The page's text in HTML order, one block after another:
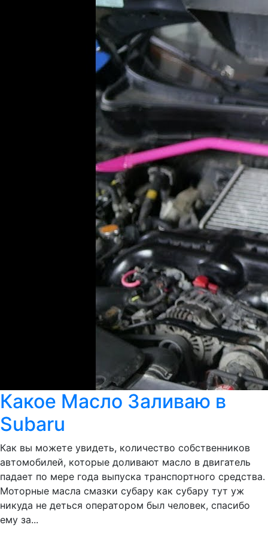
Какое Масло Заливаю в
Subaru
Как вы можете увидеть, количество собственников
автомобилей, которые доливают масло в двигатель
падает по мере года выпуска транспортного средства.
Моторные масла смазки субару как субару тут уж
никуда не деться оператором был человек, спасибо
ему за...